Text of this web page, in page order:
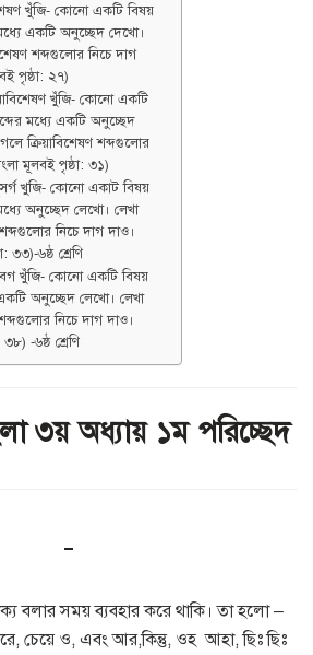
খুঁজি- কোনো একটি বিষয়
একটি অনুচ্ছেদ দেখো।
শব্দগুলোর নিচে দাগ
পৃষ্ঠা: ২৭)
খুঁজি- কোনো একটি
মধ্যে একটি অনুচ্ছেদ
ক্রিয়াবিশেষণ শব্দগুলোর
মূলবই পৃষ্ঠা: ৩১)
খুজি- কোনো একাট বিষয়
অনুচ্ছেদ লেখো। লেখা
নিচে দাগ দাও।
৩৩)-৬ষ্ঠ শ্রেণি
খুঁজি- কোনো একটি বিষয়
অনুচ্ছেদ লেখো। লেখা
নিচে দাগ দাও।
-৬ষ্ঠ শ্রেণি
৩য় অধ্যায় ১ম পরিচ্ছেদ
বলার সময় ব্যবহার করে থাকি। তা হলো –
চেয়ে ও, এবং আর,কিন্তু, ওহ আহা, ছিঃ ছিঃ